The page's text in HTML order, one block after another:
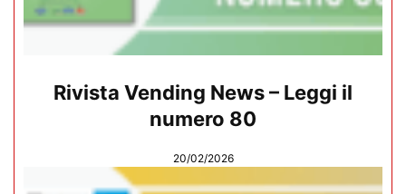
Rivista Vending News – Leggi il
numero 80
20/02/2026